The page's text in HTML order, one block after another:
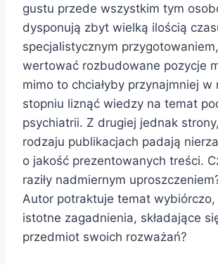
gustu przede wszystkim tym
dysponują zbyt wielką ilością
specjalistycznym
wertować rozbudowane pozycje
mimo to chciałyby przynajmniej w
stopniu liznąć wiedzy na temat
psychiatrii. Z drugiej jednak
rodzaju publikacjach padają
o jakość prezentowanych treści.
raziły nadmiernym
Autor potraktuje temat wybiórczo,
istotne zagadnienia, składające
przedmiot swoich rozważań?